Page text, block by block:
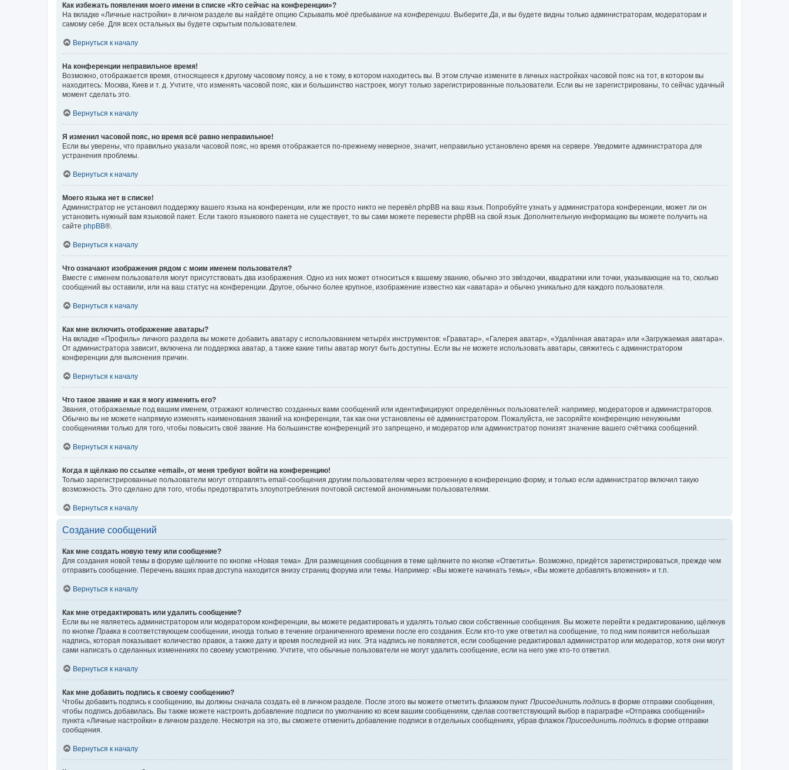
Как избежать появления моего имени в списке «Кто сейчас на конференции»?
На вкладке «Личные настройки» в личном разделе вы найдёте опцию Скрывать моё пребывание на конференции . Выберите Да , и вы будете видны только администраторам, модераторам и
самому себе. Для всех остальных вы будете скрытым пользователем.
Вернуться к началу
На конференции неправильное время!
Возможно, отображается время, относящееся к другому часовому поясу, а не к тому, в котором находитесь вы. В этом случае измените в личных настройках часовой пояс на тот, в котором вы
находитесь: Москва, Киев и т. д. Учтите, что изменять часовой пояс, как и большинство настроек, могут только зарегистрированные пользователи. Если вы не зарегистрированы, то сейчас удачный
момент сделать это.
Вернуться к началу
Я изменил часовой пояс, но время всё равно неправильное!
Если вы уверены, что правильно указали часовой пояс, но время отображается по-прежнему неверное, значит, неправильно установлено время на сервере. Уведомите администратора для
устранения проблемы.
Вернуться к началу
Моего языка нет в списке!
Администратор не установил поддержку вашего языка на конференции, или же просто никто не перевёл phpBB на ваш язык. Попробуйте узнать у администратора конференции, может ли он
установить нужный вам языковой пакет. Если такого языкового пакета не существует, то вы сами можете перевести phpBB на свой язык. Дополнительную информацию вы можете получить на
сайте phpBB®.
Вернуться к началу
Что означают изображения рядом с моим именем пользователя?
Вместе с именем пользователя могут присутствовать два изображения. Одно из них может относиться к вашему званию, обычно это звёздочки, квадратики или точки, указывающие на то, сколько
сообщений вы оставили, или на ваш статус на конференции. Другое, обычно более крупное, изображение известно как «аватара» и обычно уникально для каждого пользователя.
Вернуться к началу
Как мне включить отображение аватары?
На вкладке «Профиль» личного раздела вы можете добавить аватару с использованием четырёх инструментов: «Граватар», «Галерея аватар», «Удалённая аватара» или «Загружаемая аватара».
От администратора зависит, включена ли поддержка аватар, а также какие типы аватар могут быть доступны. Если вы не можете использовать аватары, свяжитесь с администратором
конференции для выяснения причин.
Вернуться к началу
Что такое звание и как я могу изменить его?
Звания, отображаемые под вашим именем, отражают количество созданных вами сообщений или идентифицируют определённых пользователей: например, модераторов и администраторов.
Обычно вы не можете напрямую изменять наименования званий на конференции, так как они установлены её администратором. Пожалуйста, не засоряйте конференцию ненужными
сообщениями только для того, чтобы повысить своё звание. На большинстве конференций это запрещено, и модератор или администратор понизят значение вашего счётчика сообщений.
Вернуться к началу
Когда я щёлкаю по ссылке «email», от меня требуют войти на конференцию!
Только зарегистрированные пользователи могут отправлять email-сообщения другим пользователям через встроенную в конференцию форму, и только если администратор включил такую
возможность. Это сделано для того, чтобы предотвратить злоупотребления почтовой системой анонимными пользователями.
Вернуться к началу
Создание сообщений
Как мне создать новую тему или сообщение?
Для создания новой темы в форуме щёлкните по кнопке «Новая тема». Для размещения сообщения в теме щёлкните по кнопке «Ответить». Возможно, придётся зарегистрироваться, прежде чем
отправить сообщение. Перечень ваших прав доступа находится внизу страниц форума или темы. Например: «Вы можете начинать темы», «Вы можете добавлять вложения» и т.п.
Вернуться к началу
Как мне отредактировать или удалить сообщение?
Если вы не являетесь администратором или модератором конференции, вы можете редактировать и удалять только свои собственные сообщения. Вы можете перейти к редактированию, щёлкнув
по кнопке Правка в соответствующем сообщении, иногда только в течение ограниченного времени после его создания. Если кто-то уже ответил на сообщение, то под ним появится небольшая
надпись, которая показывает количество правок, а также дату и время последней из них. Эта надпись не появляется, если сообщение редактировал администратор или модератор, хотя они могут
сами написать о сделанных изменениях по своему усмотрению. Учтите, что обычные пользователи не могут удалить сообщение, если на него уже кто-то ответил.
Вернуться к началу
Как мне добавить подпись к своему сообщению?
Чтобы добавить подпись к сообщению, вы должны сначала создать её в личном разделе. После этого вы можете отметить флажком пункт Присоединить подпись в форме отправки сообщения,
чтобы подпись добавилась. Вы также можете настроить добавление подписи по умолчанию ко всем вашим сообщениям, сделав соответствующий выбор в параграфе «Отправка сообщений»
пункта «Личные настройки» в личном разделе. Несмотря на это, вы сможете отменить добавление подписи в отдельных сообщениях, убрав флажок Присоединить подпись в форме отправки
сообщения.
Вернуться к началу